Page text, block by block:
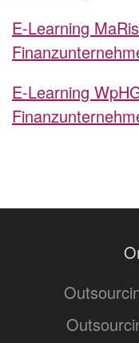
E-Learning
E-Learning